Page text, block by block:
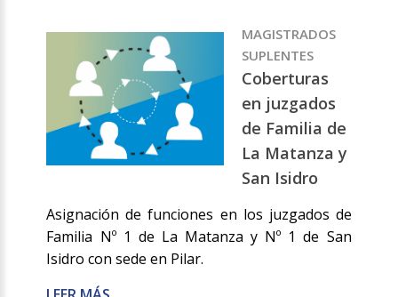
MAGISTRADOS
SUPLENTES
Coberturas
en juzgados
de Familia de
La Matanza y
San Isidro
Asignación de funciones en los juzgados de
Familia Nº 1 de La Matanza y Nº 1 de San
Isidro con sede en Pilar.